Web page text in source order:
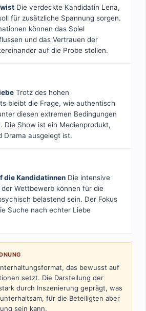
Die verdeckte Kandidatin Lena,
für zusätzliche Spannung sorgen.
können das Spiel
und das Vertrauen der
auf die Probe stellen.
Trotz des hohen
bleibt die Frage, wie authentisch
diesen extremen Bedingungen
Die Show ist ein Medienprodukt,
Drama ausgelegt ist.
die Kandidatinnen Die intensive
Wettbewerb können für die
belastend sein. Der Fokus
Suche nach echter Liebe
das bewusst auf
setzt. Die Darstellung der
durch Inszenierung geprägt, was
für die Beteiligten aber
sein kann.